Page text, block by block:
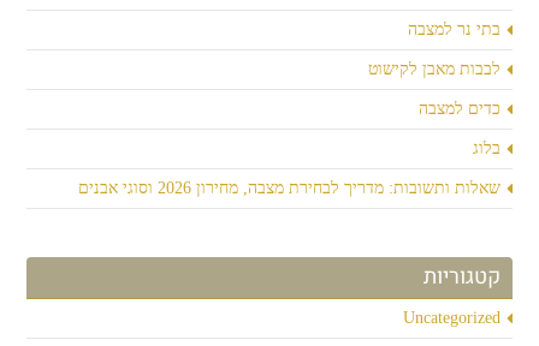
בתי נר למצבה
לבבות מאבן לקישוט
כדים למצבה
בלוג
שאלות ותשובות: מדריך לבחירת מצבה, מחירון 2026 וסוגי אבנים
קטגוריות
Uncategorized